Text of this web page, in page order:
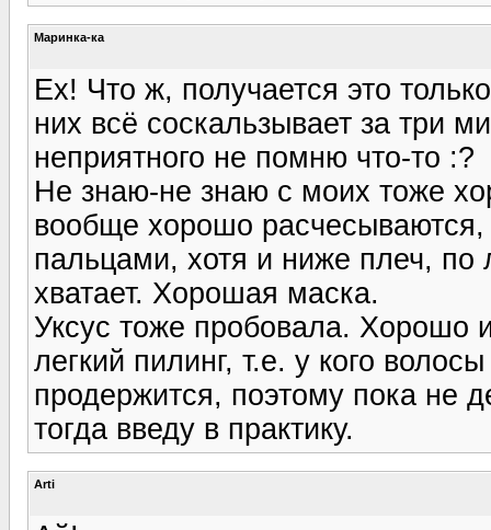
Маринка-ка
Ех! Что ж, получается это
них всё соскальзывает за три
неприятного не помню что-то :?
Не знаю-не знаю с моих тоже
вообще хорошо
пальцами, хотя и ниже плеч, по
хватает. Хорошая маска.
Уксус тоже пробовала. Хорошо
легкий пилинг, т.е. у кого
продержится, поэтому пока не
тогда введу в практику.
Arti